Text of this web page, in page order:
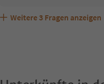
Sind Haustiere in der
Welche Services bietet
Weitere 3 Fragen anzeigen